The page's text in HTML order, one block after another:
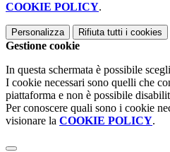
COOKIE POLICY.
Personalizza Rifiuta tutti i cookies
Gestione cookie
In questa schermata è possibile
I cookie necessari sono quelli che
piattaforma e non è possibile
Per conoscere quali sono i cookie
visionare la COOKIE POLICY.